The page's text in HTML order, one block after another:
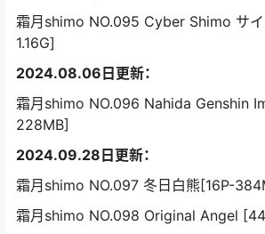
霜月shimo NO.095 Cyber Shimo サ
1.16G]
2024.08.06日更新：
霜月shimo NO.096 Nahida Genshin
228MB]
2024.09.28日更新：
霜月shimo NO.097 冬日白熊[16P-
霜月shimo NO.098 Original Angel